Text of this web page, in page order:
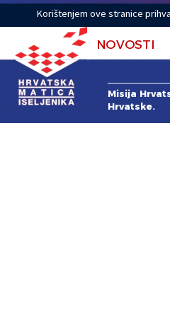
Korištenjem ove stranice
NOVOSTI
Misija
Hrvatske.